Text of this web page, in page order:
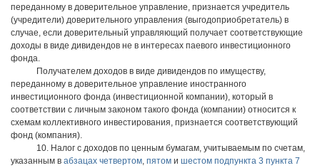
переданному в доверительное управление, признается учредитель
(учредители) доверительного управления (выгодоприобретатель) в
случае, если доверительный управляющий получает соответствующие
доходы в виде дивидендов не в интересах паевого инвестиционного
фонда.
Получателем доходов в виде дивидендов по имуществу,
переданному в доверительное управление иностранного
инвестиционного фонда (инвестиционной компании), который в
соответствии с личным законом такого фонда (компании) относится к
схемам коллективного инвестирования, признается соответствующий
фонд (компания).
10. Налог с доходов по ценным бумагам, учитываемым по счетам,
указанным в абзацах четвертом пятом и шестом подпункта 3 пункта 7